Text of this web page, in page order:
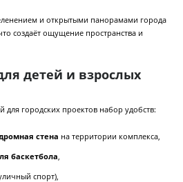
и открытыми панорамами города
что создаёт ощущение пространства и
детей и взрослых
для городских проектов набор удобств:
стена на территории комплекса,
баскетбола
спорт),